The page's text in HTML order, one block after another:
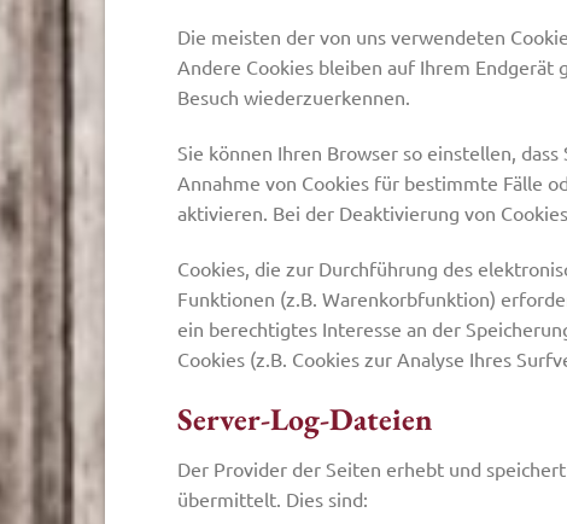
Die meisten der von uns verwendeten
Andere Cookies bleiben auf Ihrem Endgerät
Besuch wiederzuerkennen.
Sie können Ihren Browser so einstellen,
Annahme von Cookies für bestimmte Fälle
aktivieren. Bei der Deaktivierung von
Cookies, die zur Durchführung des
Funktionen (z.B. Warenkorbfunktion)
ein berechtigtes Interesse an der
Cookies (z.B. Cookies zur Analyse Ihres
Server-Log-Dateien
Der Provider der Seiten erhebt und
übermittelt. Dies sind: